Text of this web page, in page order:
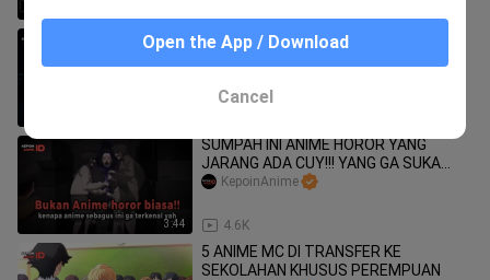
MASUK KE ISEKAI DIBERI KEMAMPUAN
DAN SIHIR HEBAT SAMA BURUNG!?😱
3:44
SUMPAH INI ANIME HOROR YANG
JARANG ADA CUY!!! YANG GA SUKA
ANIME HOROR JUGA PASTI SUKA INI
4.6K
KepoinAnime
5 ANIME MC DI TRANSFER KE
SEKOLAHAN KHUSUS PEREMPUAN
Open the App / Download
Cancel